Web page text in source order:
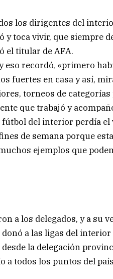
los dirigentes del
y toca vivir, que siempre
el titular de AFA.
recordó, «primero
fuertes en casa y así,
torneos de categorías
que trabajó y
del interior perdía el
de semana porque
ejemplos que
a los delegados, y a su
a las ligas del interior
la delegación
a todos los puntos del